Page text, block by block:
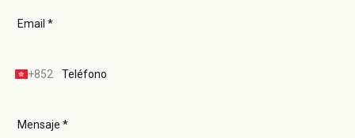
R
d
+852